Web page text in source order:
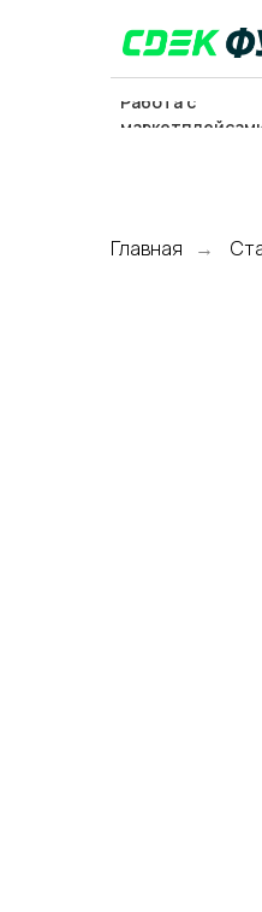
Работа с
Главная →